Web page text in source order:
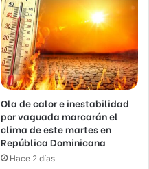
Ola de calor e inestabilidad
por vaguada marcarán el
clima de este martes en
República Dominicana
Hace 2 días